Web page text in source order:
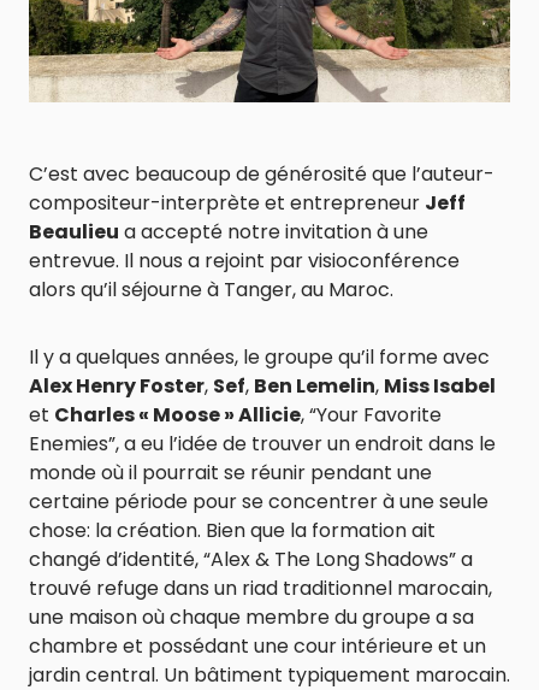
C’est avec beaucoup de générosité que l’auteur-
compositeur-interprète et entrepreneur Jeff
Beaulieu a accepté notre invitation à une
entrevue. Il nous a rejoint par visioconférence
alors qu’il séjourne à Tanger, au Maroc.
Il y a quelques années, le groupe qu’il forme avec
Alex Henry Foster, Sef, Ben Lemelin, Miss Isabel
et Charles « Moose » Allicie, “Your Favorite
Enemies”, a eu l’idée de trouver un endroit dans le
monde où il pourrait se réunir pendant une
certaine période pour se concentrer à une seule
chose: la création. Bien que la formation ait
changé d’identité, “Alex & The Long Shadows” a
trouvé refuge dans un riad traditionnel marocain,
une maison où chaque membre du groupe a sa
chambre et possédant une cour intérieure et un
jardin central. Un bâtiment typiquement marocain.